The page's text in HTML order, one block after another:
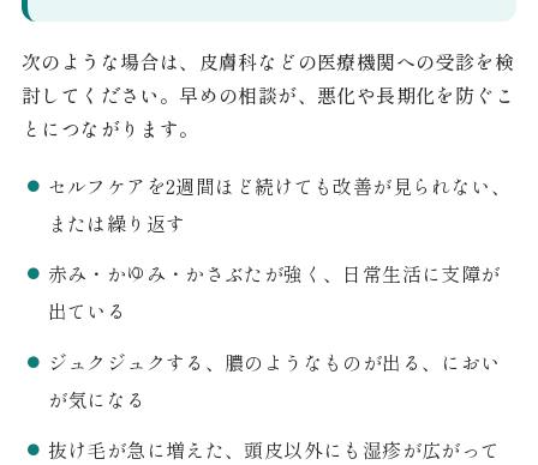
次のような場合は、皮膚科などの医療機関への受診を検
討してください。早めの相談が、悪化や長期化を防ぐこ
とにつながります。
セルフケアを2週間ほど続けても改善が見られない、
または繰り返す
赤み・かゆみ・かさぶたが強く、日常生活に支障が
出ている
ジュクジュクする、膿のようなものが出る、におい
が気になる
抜け毛が急に増えた、頭皮以外にも湿疹が広がって